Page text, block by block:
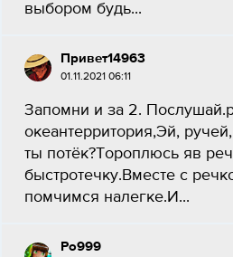
выбором будь...
Привет14963
01.11.2021 06:11
Запомни и за 2.
океантерритория,Эй,
ты потёк?Тороплюсь яв
быстротечку.Вместе с
помчимся налегке.И...
Po999